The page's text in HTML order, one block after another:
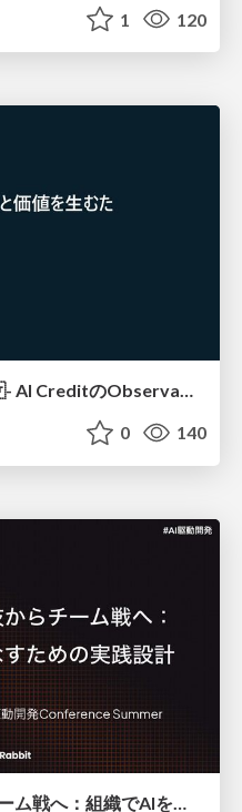
1 120
GitHub CopilotのFinOps - AI CreditのObservabilityと価値を生むためのエージェント設計
0 140
AI駆動開発は個人技からチーム戦へ：組織でAIを使いこなすための実践設計